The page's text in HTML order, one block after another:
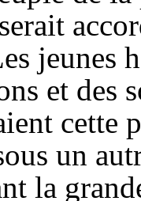
jeunes
et des
cette
un
la